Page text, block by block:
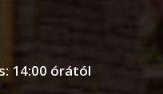
14:00 órától